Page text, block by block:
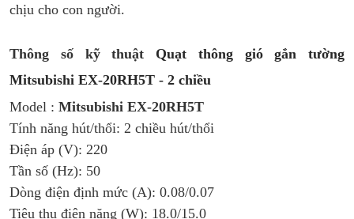
chịu cho con người.
Thông số kỹ thuật Quạt thông gió gắn tường
Mitsubishi EX-20RH5T - 2 chiều
Model : Mitsubishi EX-20RH5T
Tính năng hút/thổi: 2 chiều hút/thổi
Điện áp (V): 220
Tần số (Hz): 50
Dòng điện định mức (A): 0.08/0.07
Tiêu thụ điện năng (W): 18.0/15.0